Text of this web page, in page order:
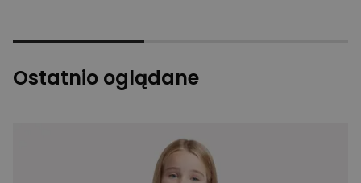
Ostatnio oglądane